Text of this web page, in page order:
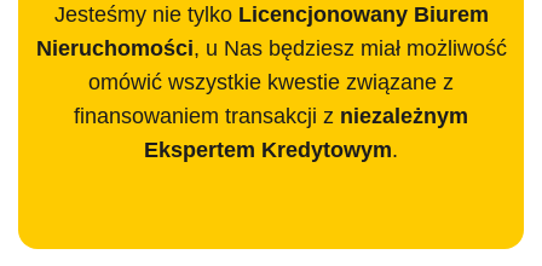
Jesteśmy nie tylko Licencjonowany Biurem
Nieruchomości, u Nas będziesz miał możliwość
omówić wszystkie kwestie związane z
finansowaniem transakcji z niezależnym
Ekspertem Kredytowym.